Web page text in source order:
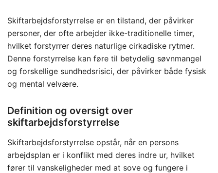
Skiftarbejdsforstyrrelse er en tilstand, der påvirker
personer, der ofte arbejder ikke-traditionelle timer,
hvilket forstyrrer deres naturlige cirkadiske rytmer.
Denne forstyrrelse kan føre til betydelig søvnmangel
og forskellige sundhedsrisici, der påvirker både fysisk
og mental velvære.
Definition og oversigt over
skiftarbejdsforstyrrelse
Skiftarbejdsforstyrrelse opstår, når en persons
arbejdsplan er i konflikt med deres indre ur, hvilket
fører til vanskeligheder med at sove og fungere i